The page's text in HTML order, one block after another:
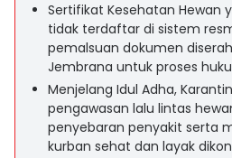
Sertifikat Kesehatan Hewan
tidak terdaftar di sistem
pemalsuan dokumen
Jembrana untuk proses
Menjelang Idul Adha,
pengawasan lalu lintas
penyebaran penyakit serta
kurban sehat dan layak